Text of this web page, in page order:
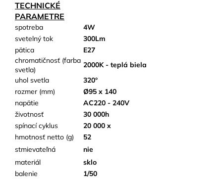
TECHNICKÉ
PARAMETRE
spotreba
4W
svetelný tok
300Lm
pätica
E27
chromatičnosť (farba
svetla)
2000K - teplá biela
uhol svetla
320°
rozmer (mm)
Ø95 x 140
napätie
AC220 - 240V
životnosť
30 000h
spínací cyklus
20 000 x
hmotnosť netto (g)
52
stmievateľná
nie
materiál
sklo
balenie
1/50